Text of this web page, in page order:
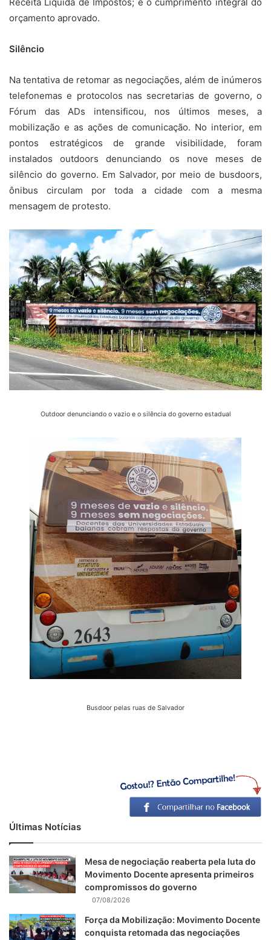
orçamento aprovado.
Silêncio
Na tentativa de retomar as negociações, além de inúmeros
telefonemas e protocolos nas secretarias de governo, o
Fórum das ADs intensificou, nos últimos meses, a
mobilização e as ações de comunicação. No interior, em
pontos estratégicos de grande visibilidade, foram
instalados outdoors denunciando os nove meses de
silêncio do governo. Em Salvador, por meio de busdoors,
ônibus circulam por toda a cidade com a mesma
mensagem de protesto.
Outdoor denunciando o vazio e o silência do governo estadual
Busdoor pelas ruas de Salvador
Últimas Notícias
Mesa de negociação reaberta pela luta do
Movimento Docente apresenta primeiros
compromissos do governo
07/08/2026
Força da Mobilização: Movimento Docente
conquista retomada das negociações